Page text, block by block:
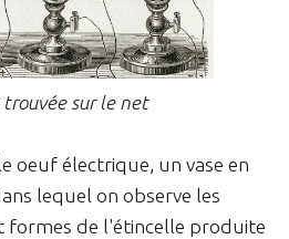
trouvée sur le net
oeuf électrique, un vase en
lequel on observe les
formes de l'étincelle produite